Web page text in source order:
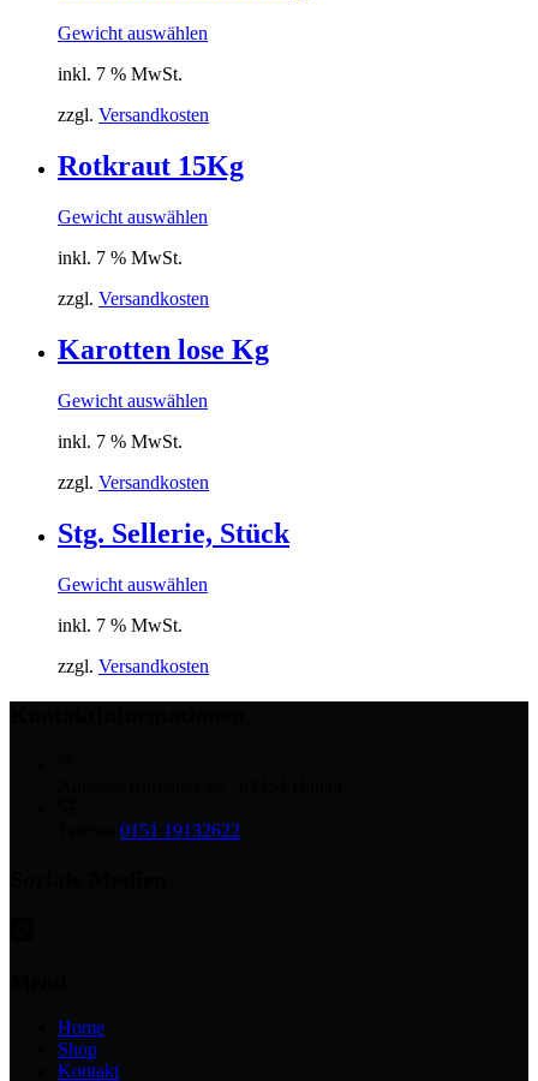
Gewicht auswählen
inkl. 7 % MwSt.
zzgl. Versandkosten
Rotkraut 15Kg
Gewicht auswählen
inkl. 7 % MwSt.
zzgl. Versandkosten
Karotten lose Kg
Gewicht auswählen
inkl. 7 % MwSt.
zzgl. Versandkosten
Stg. Sellerie, Stück
Gewicht auswählen
inkl. 7 % MwSt.
zzgl. Versandkosten
0151 19132622
Home
Shop
Kontakt